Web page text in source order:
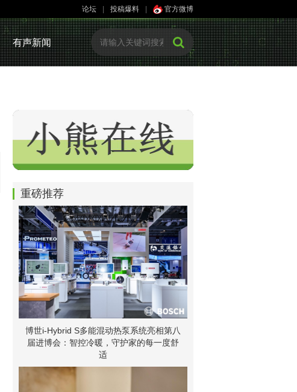
论坛 投稿爆料 官方微博
有声新闻
重磅推荐
博世i-Hybrid S多能混动热泵系统亮相第八
届进博会：智控冷暖，守护家的每一度舒
适